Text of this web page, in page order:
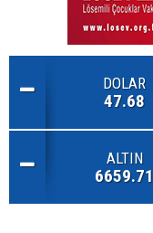
DOLAR
47.68
ALTIN
6659.71